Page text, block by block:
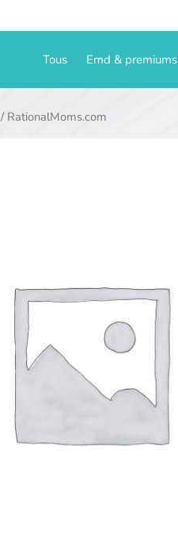
Tous Emd & premiums
/ RationalMoms.com